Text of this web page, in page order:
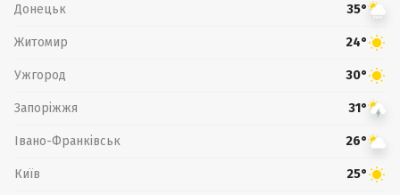
Донецьк 35°
Житомир 24°
Ужгород 30°
Запоріжжя 31°
Івано-Франківськ 26°
Київ 25°